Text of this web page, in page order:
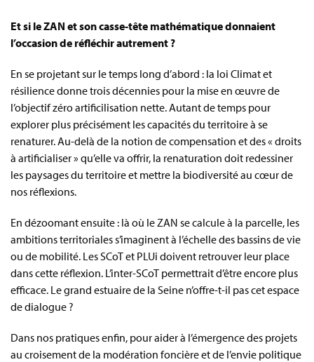
Et si le ZAN et son casse-tête mathématique donnaient
l’occasion de réfléchir autrement ?
En se projetant sur le temps long d’abord : la loi Climat et
résilience donne trois décennies pour la mise en œuvre de
l’objectif zéro artificilisation nette. Autant de temps pour
explorer plus précisément les capacités du territoire à se
renaturer. Au-delà de la notion de compensation et des « droits
à artificialiser » qu’elle va offrir, la renaturation doit redessiner
les paysages du territoire et mettre la biodiversité au cœur de
nos réflexions.
En dézoomant ensuite : là où le ZAN se calcule à la parcelle, les
ambitions territoriales s’imaginent à l’échelle des bassins de vie
ou de mobilité. Les SCoT et PLUi doivent retrouver leur place
dans cette réflexion. L’inter-SCoT permettrait d’être encore plus
efficace. Le grand estuaire de la Seine n’offre-t-il pas cet espace
de dialogue ?
Dans nos pratiques enfin, pour aider à l’émergence des projets
au croisement de la modération foncière et de l’envie politique